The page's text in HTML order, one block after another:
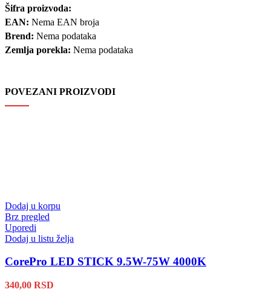
Šifra proizvoda:
EAN: Nema EAN broja
Brend: Nema podataka
Zemlja porekla: Nema podataka
POVEZANI PROIZVODI
Dodaj u korpu
Brz pregled
Uporedi
Dodaj u listu želja
CorePro LED STICK 9.5W-75W 4000K
340,00 RSD